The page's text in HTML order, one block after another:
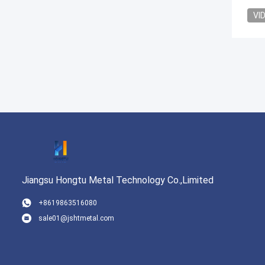
Jiangsu Hongtu Metal Technology Co.,Limited
+8619863516080
sale01@jshtmetal.com